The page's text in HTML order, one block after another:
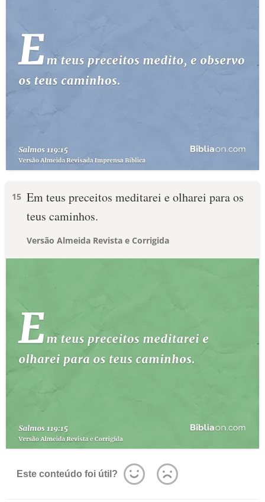
15 Em teus preceitos meditarei e olharei para os
teus caminhos.
Versão Almeida Revista e Corrigida
Este conteúdo foi útil?